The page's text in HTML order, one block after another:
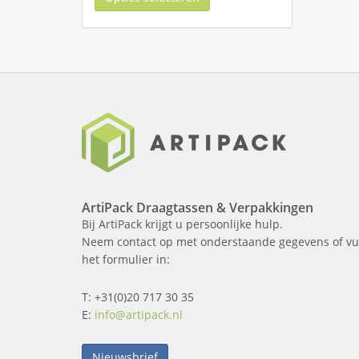
ArtiPack Draagtassen & Verpakkingen
Bij ArtiPack krijgt u persoonlijke hulp.
Neem contact op met onderstaande gegevens of
het formulier in:
T: +31(0)20 717 30 35
E: info@artipack.nl